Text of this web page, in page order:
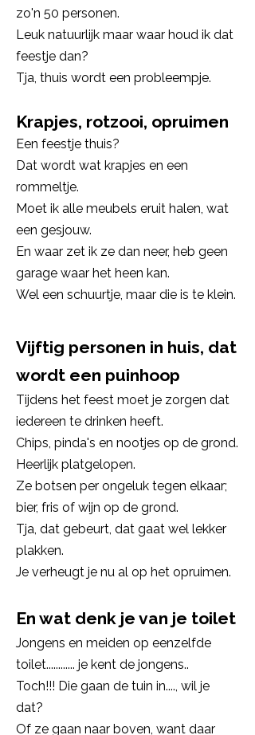
zo'n 50 personen.
Leuk natuurlijk maar waar houd ik dat
feestje dan?
Tja, thuis wordt een probleempje.
Krapjes, rotzooi, opruimen
Een feestje thuis?
Dat wordt wat krapjes en een
rommeltje.
Moet ik alle meubels eruit halen, wat
een gesjouw.
En waar zet ik ze dan neer, heb geen
garage waar het heen kan.
Wel een schuurtje, maar die is te klein.
Vijftig personen in huis, dat
wordt een puinhoop
Tijdens het feest moet je zorgen dat
iedereen te drinken heeft.
Chips, pinda's en nootjes op de grond.
Heerlijk platgelopen.
Ze botsen per ongeluk tegen elkaar;
bier, fris of wijn op de grond.
Tja, dat gebeurt, dat gaat wel lekker
plakken.
Je verheugt je nu al op het opruimen.
En wat denk je van je toilet
Jongens en meiden op eenzelfde
toilet............ je kent de jongens..
Toch!!! Die gaan de tuin in...., wil je
dat?
Of ze gaan naar boven, want daar